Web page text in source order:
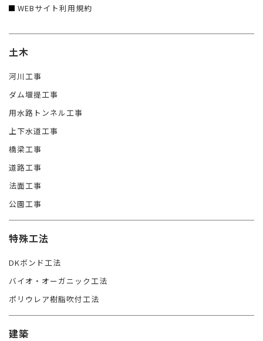
WEBサイト利用規約
土木
河川工事
ダム堰提工事
用水路トンネル工事
上下水道工事
橋梁工事
道路工事
法面工事
公園工事
特殊工法
DKボンド工法
バイオ・オーガニック工法
ポリウレア樹脂吹付工法
建築